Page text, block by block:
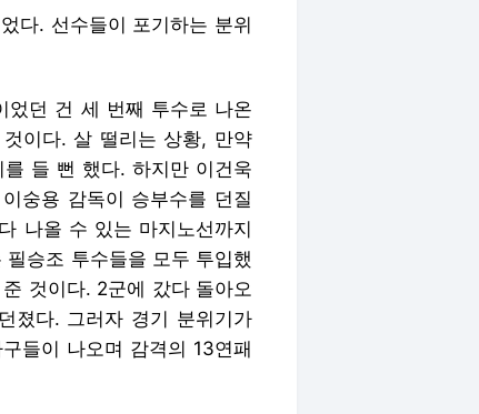
다. 선수들이 포기하는 분위
었던 건 세 번째 투수로 나온
이다. 살 떨리는 상황, 만약
들 뻔 했다. 하지만 이건욱
숭용 감독이 승부수를 던질
나올 수 있는 마지노선까지
승조 투수들을 모두 투입했
것이다. 2군에 갔다 돌아오
졌다. 그러자 경기 분위기가
들이 나오며 감격의 13연패